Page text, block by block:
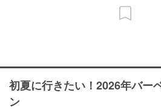
初夏に行きたい！2026年バー
ン